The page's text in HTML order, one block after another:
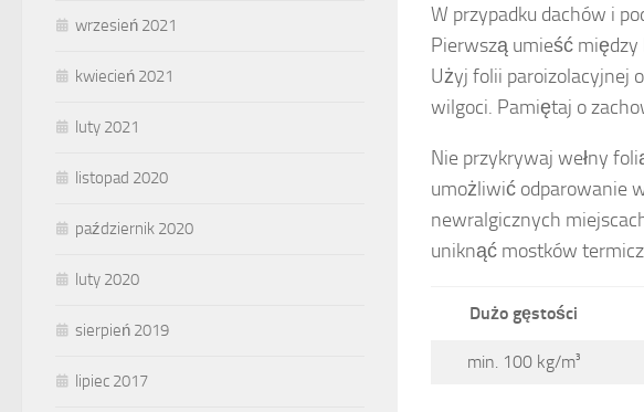
W przypadku dachów i
Pierwszą umieść między
Użyj folii paroizolacyjnej
wilgoci. Pamiętaj o
Nie przykrywaj wełny
umożliwić odparowanie
newralgicznych
uniknąć mostków
Dużo gęstości
min. 100 kg/m³
wrzesień 2021
kwiecień 2021
luty 2021
listopad 2020
październik 2020
luty 2020
sierpień 2019
lipiec 2017